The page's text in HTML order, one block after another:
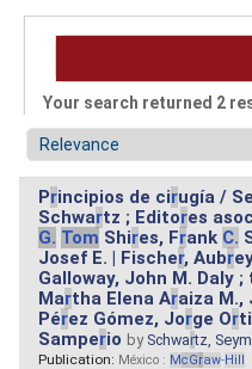
Your search returned 2
Principios de cirugía /
Schwartz ; Editores
G. Tom Shires, Frank C.
Josef E. | Fischer, Aubr
Galloway, John M. Daly ;
Martha Elena Araiza M.,
Pérez Gómez, Jorge Or
Samperio by Schwartz,
Publication: México : McGraw-Hill